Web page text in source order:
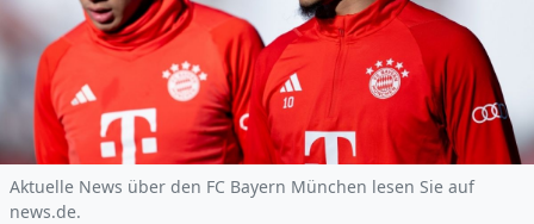
Aktuelle News über den FC Bayern München lesen Sie auf
news.de.